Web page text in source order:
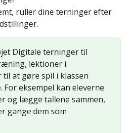
ruller dine terninger efter
Digitale terninger til
lektioner i
til at gøre spil i klassen
For eksempel kan eleverne
og lægge tallene sammen,
gange dem som